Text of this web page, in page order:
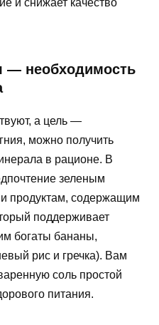
— необходимость
а цель —
можно получить
в рационе. В
зеленым
продуктам, содержащим
поддерживает
богаты бананы,
рис и гречка). Вам
соль простой
питания.